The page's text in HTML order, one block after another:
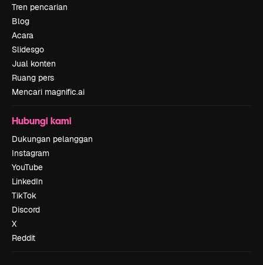
Tren pencarian
Blog
Acara
Slidesgo
Jual konten
Ruang pers
Mencari magnific.ai
Hubungi kami
Dukungan pelanggan
Instagram
YouTube
LinkedIn
TikTok
Discord
X
Reddit